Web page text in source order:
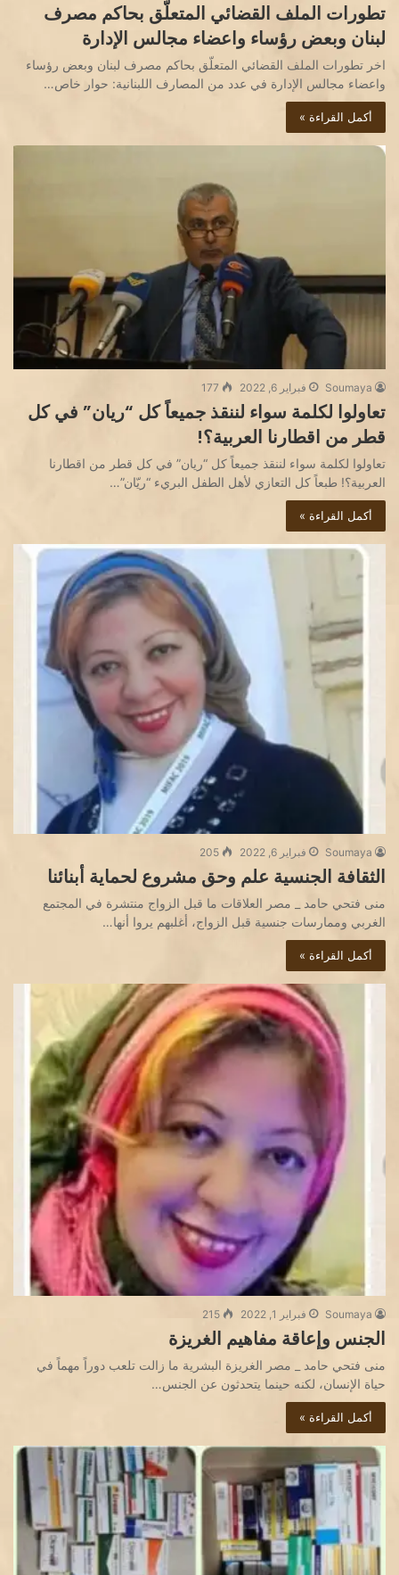
تطورات الملف القضائي المتعلّق بحاكم مصرف
لبنان وبعض رؤساء واعضاء مجالس الإدارة
اخر تطورات الملف القضائي المتعلّق بحاكم مصرف لبنان وبعض رؤساء
واعضاء مجالس الإدارة في عدد من المصارف اللبنانية: حوار خاص…
أكمل القراءة »
Soumaya فبراير 6, 2022 177
تعاولوا لكلمة سواء لننقذ جميعاً كل “ريان” في كل
قطر من اقطارنا العربية؟!
تعاولوا لكلمة سواء لننقذ جميعاً كل “ريان” في كل قطر من اقطارنا
العربية؟! طبعاً كل التعازي لأهل الطفل البريء “ريّان”…
أكمل القراءة »
Soumaya فبراير 6, 2022 205
الثقافة الجنسية علم وحق مشروع لحماية أبنائنا
منى فتحي حامد _ مصر العلاقات ما قبل الزواج منتشرة في المجتمع
الغربي وممارسات جنسية قبل الزواج، أغلبهم يروا أنها…
أكمل القراءة »
Soumaya فبراير 1, 2022 215
الجنس وإعاقة مفاهيم الغريزة
منى فتحي حامد _ مصر الغريزة البشرية ما زالت تلعب دوراً مهماً في
حياة الإنسان، لكنه حينما يتحدثون عن الجنس…
أكمل القراءة »